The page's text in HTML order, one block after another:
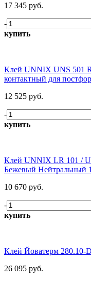
17 345 руб.
-
купить
Клей UNNIX UNS 501
контактный для
12 525 руб.
-
купить
Клей UNNIX LR 101 /
Бежевый Нейтральный
10 670 руб.
-
купить
Клей Йоватерм 280.10-
26 095 руб.